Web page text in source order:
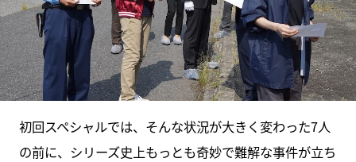
初回スペシャルでは、そんな状況が大きく変わった7人
の前に、シリーズ史上もっとも奇妙で難解な事件が立ち